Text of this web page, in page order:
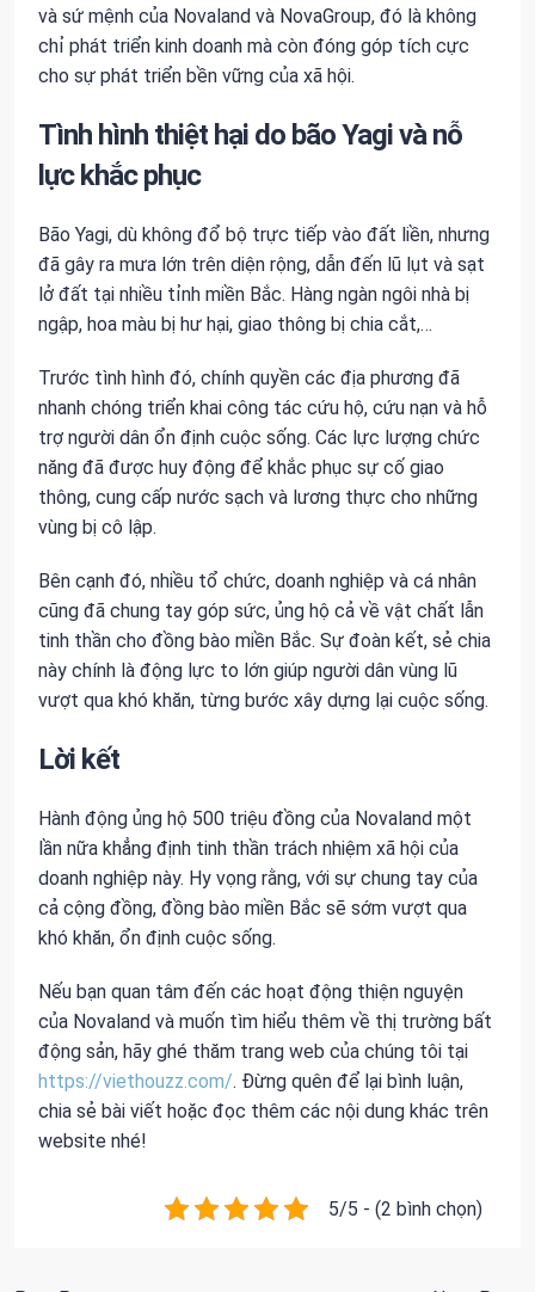
và sứ mệnh của Novaland và NovaGroup, đó là không
chỉ phát triển kinh doanh mà còn đóng góp tích cực
cho sự phát triển bền vững của xã hội.
Tình hình thiệt hại do bão Yagi và nỗ
lực khắc phục
Bão Yagi, dù không đổ bộ trực tiếp vào đất liền, nhưng
đã gây ra mưa lớn trên diện rộng, dẫn đến lũ lụt và sạt
lở đất tại nhiều tỉnh miền Bắc. Hàng ngàn ngôi nhà bị
ngập, hoa màu bị hư hại, giao thông bị chia cắt,…
Trước tình hình đó, chính quyền các địa phương đã
nhanh chóng triển khai công tác cứu hộ, cứu nạn và hỗ
trợ người dân ổn định cuộc sống. Các lực lượng chức
năng đã được huy động để khắc phục sự cố giao
thông, cung cấp nước sạch và lương thực cho những
vùng bị cô lập.
Bên cạnh đó, nhiều tổ chức, doanh nghiệp và cá nhân
cũng đã chung tay góp sức, ủng hộ cả về vật chất lẫn
tinh thần cho đồng bào miền Bắc. Sự đoàn kết, sẻ chia
này chính là động lực to lớn giúp người dân vùng lũ
vượt qua khó khăn, từng bước xây dựng lại cuộc sống.
Lời kết
Hành động ủng hộ 500 triệu đồng của Novaland một
lần nữa khẳng định tinh thần trách nhiệm xã hội của
doanh nghiệp này. Hy vọng rằng, với sự chung tay của
cả cộng đồng, đồng bào miền Bắc sẽ sớm vượt qua
khó khăn, ổn định cuộc sống.
Nếu bạn quan tâm đến các hoạt động thiện nguyện
của Novaland và muốn tìm hiểu thêm về thị trường bất
động sản, hãy ghé thăm trang web của chúng tôi tại
https://viethouzz.com/. Đừng quên để lại bình luận,
chia sẻ bài viết hoặc đọc thêm các nội dung khác trên
website nhé!
5/5 - (2 bình chọn)